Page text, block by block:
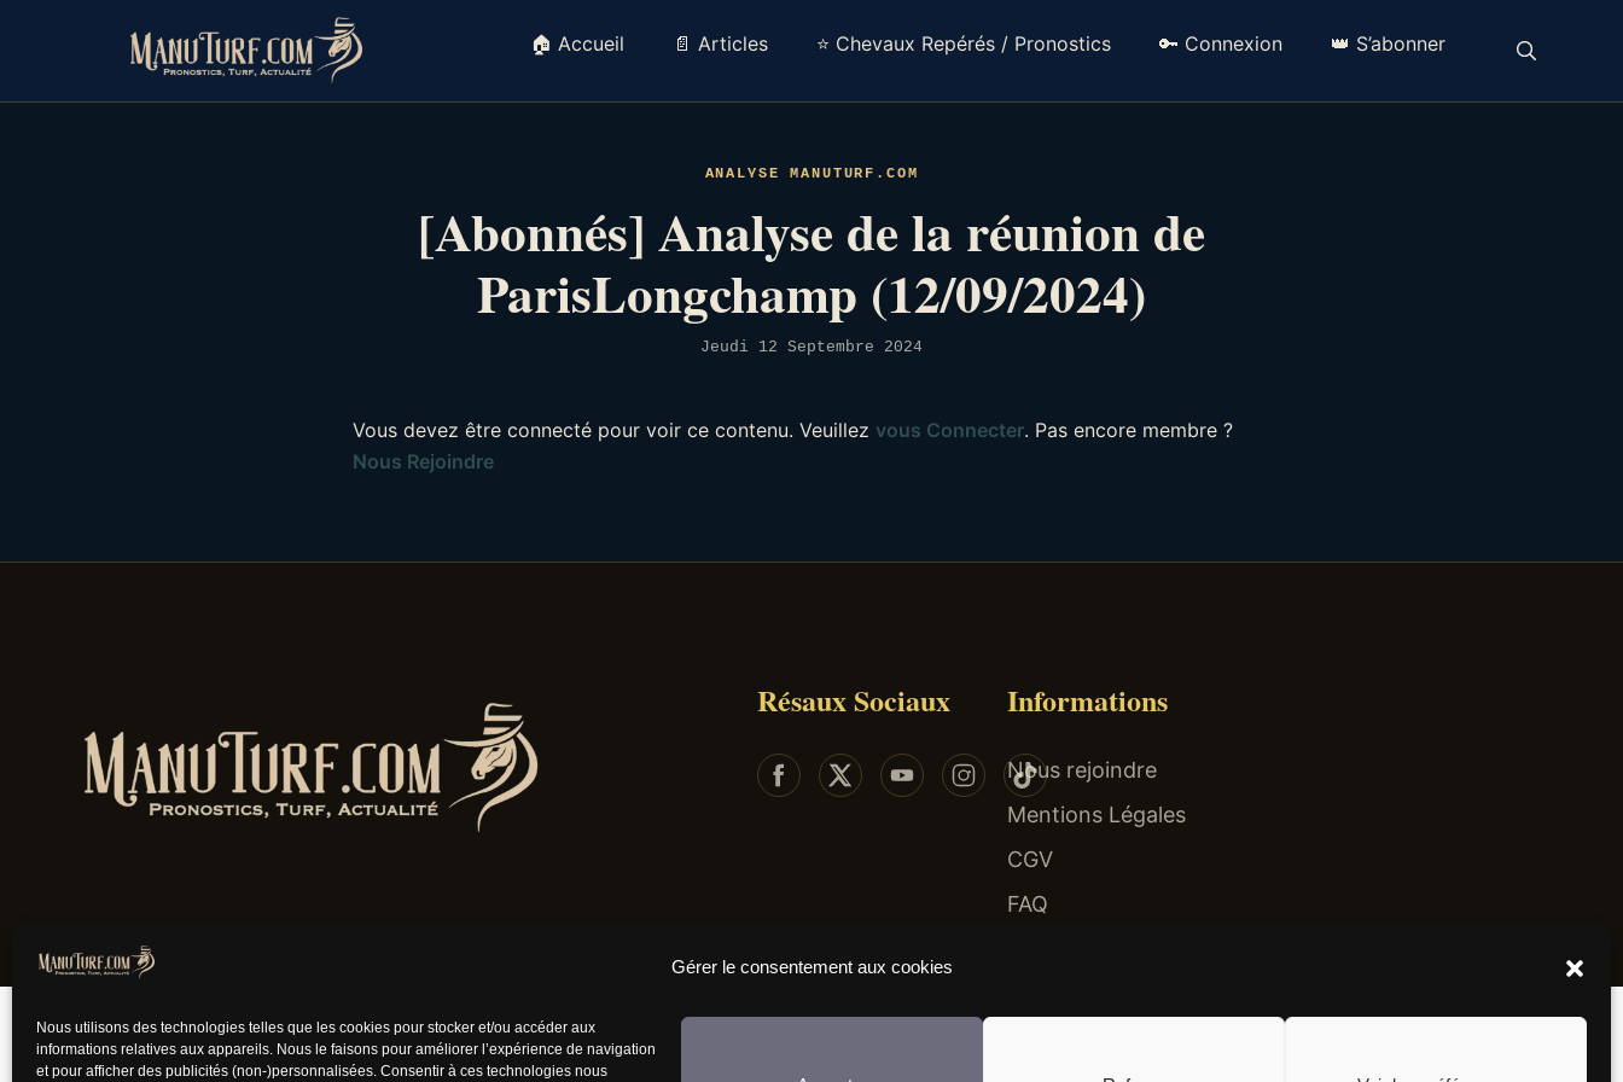
Gérer le consentement aux cookies
Nous utilisons des technologies telles que les cookies pour stocker et/ou accéder aux
informations relatives aux appareils. Nous le faisons pour améliorer l’expérience de navigation
et pour afficher des publicités (non-)personnalisées. Consentir à ces technologies nous
🏠 Accueil 📄 Articles ⭐ Chevaux Repérés / Pronostics 🔑 Connexion 👑 S’abonner
ANALYSE MANUTURF.COM
[Abonnés] Analyse de la réunion de
ParisLongchamp (12/09/2024)
Jeudi 12 Septembre 2024
Vous devez être connecté pour voir ce contenu. Veuillez vous Connecter. Pas encore membre ?
Nous Rejoindre
Résaux Sociaux Informations
Nous rejoindre
Mentions Légales
CGV
FAQ